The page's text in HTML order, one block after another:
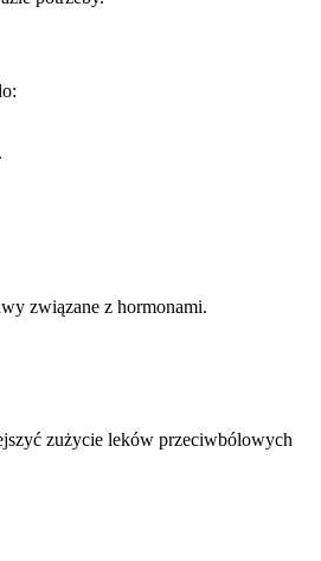
związane z hormonami.
zużycie leków przeciwbólowych